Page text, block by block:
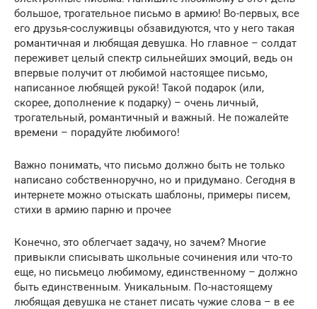
большое, трогательное письмо в армию! Во-первых, все
его друзья-сослуживцы обзавидуются, что у него такая
романтичная и любящая девушка. Но главное – солдат
переживет целый спектр сильнейших эмоций, ведь он
впервые получит от любимой настоящее письмо,
написанное любящей рукой! Такой подарок (или,
скорее, дополнение к подарку) – очень личный,
трогательный, романтичный и важный. Не пожалейте
времени – порадуйте любимого!
Важно понимать, что письмо должно быть не только
написано собственноручно, но и придумано. Сегодня в
интернете можно отыскать шаблоны, примеры писем,
стихи в армию парню и прочее
Конечно, это облегчает задачу, но зачем? Многие
привыкли списывать школьные сочинения или что-то
еще, но письмецо любимому, единственному – должно
быть единственным. Уникальным. По-настоящему
любящая девушка не станет писать чужие слова – в ее